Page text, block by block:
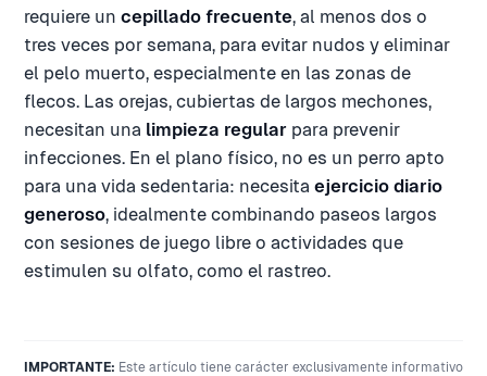
requiere un cepillado frecuente, al menos dos o
tres veces por semana, para evitar nudos y eliminar
el pelo muerto, especialmente en las zonas de
flecos. Las orejas, cubiertas de largos mechones,
necesitan una limpieza regular para prevenir
infecciones. En el plano físico, no es un perro apto
para una vida sedentaria: necesita ejercicio diario
generoso, idealmente combinando paseos largos
con sesiones de juego libre o actividades que
estimulen su olfato, como el rastreo.
IMPORTANTE: Este artículo tiene carácter exclusivamente informativo